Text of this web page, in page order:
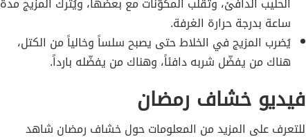
ساعة بدرجة حرارة الغرفة.
يُضرب المزيج في الخلاط حتى يصبح سلساً وخالياً من الكتل،
هناك من يفضّل شربه دافئاً، وهناك من يفضّله بارداً.
فيديو خشاف رمضان
للتعرف على المزيد من المعلومات حول خشاف رمضان شاهد